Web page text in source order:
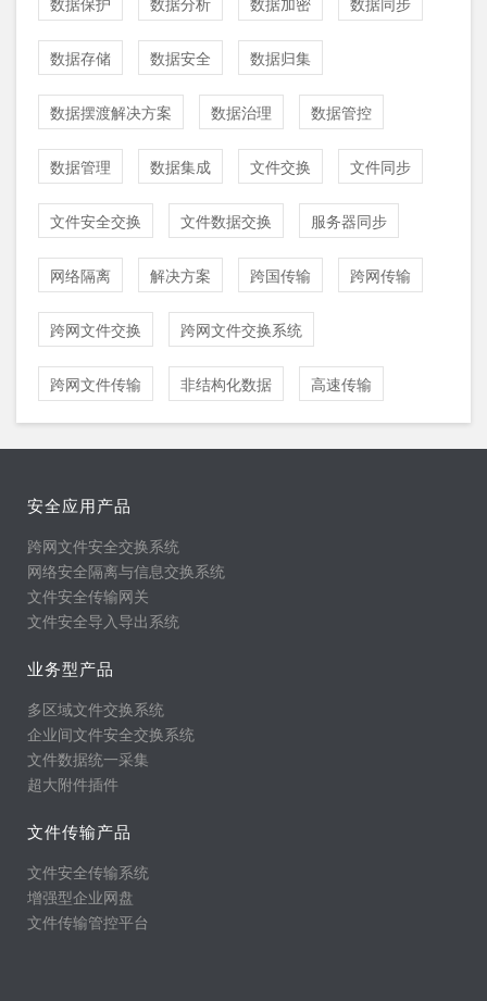
数据存储 数据安全 数据归集
数据摆渡解决方案 数据治理 数据管控
数据管理 数据集成 文件交换 文件同步
文件安全交换 文件数据交换 服务器同步
网络隔离 解决方案 跨国传输 跨网传输
跨网文件交换 跨网文件交换系统
跨网文件传输 非结构化数据 高速传输
安全应用产品
跨网文件安全交换系统
网络安全隔离与信息交换系统
文件安全传输网关
文件安全导入导出系统
业务型产品
多区域文件交换系统
企业间文件安全交换系统
文件数据统一采集
超大附件插件
文件传输产品
文件安全传输系统
增强型企业网盘
文件传输管控平台